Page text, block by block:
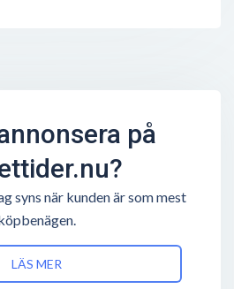
på
syns när kunden är som mest
LÄS MER